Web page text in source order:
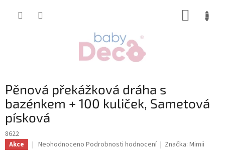
Pěnová překážková dráha s
bazénkem + 100 kuliček, Sametová
písková
8622
Akce
Průměrné
Neohodnoceno Podrobnosti hodnocení Značka:Mimii